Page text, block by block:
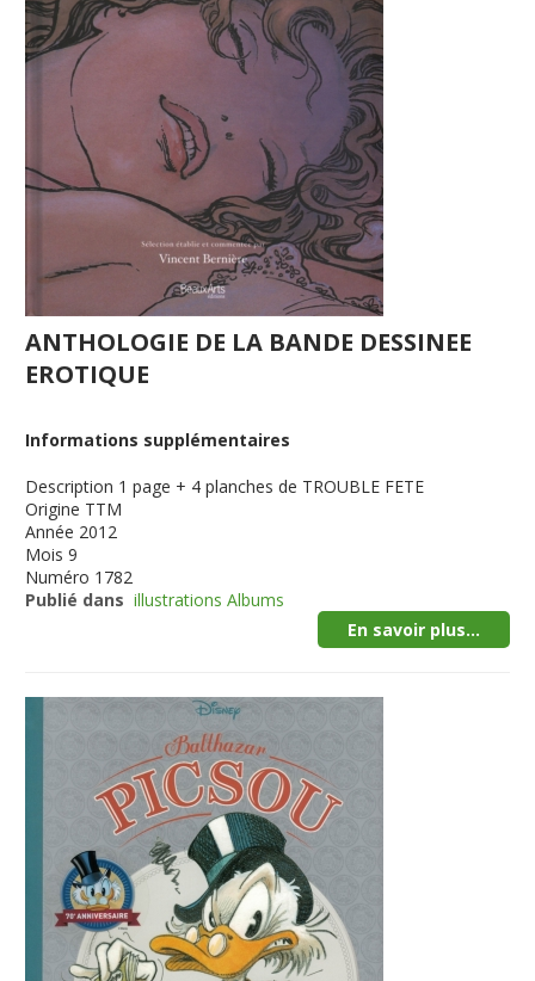
ANTHOLOGIE DE LA BANDE DESSINEE
EROTIQUE
Informations supplémentaires
Description 1 page + 4 planches de TROUBLE FETE
Origine TTM
Année 2012
Mois 9
Numéro 1782
Publié dans illustrations Albums
En savoir plus...